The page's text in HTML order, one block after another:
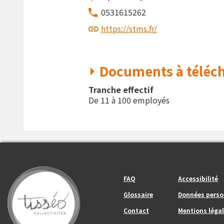
0531615262
https://stms.fr/
Documents à
Tranche effectif
De 11 à 100 employés
FAQ
Glossaire
Contact
Footer_center
Accessibilité
Données
Mentions